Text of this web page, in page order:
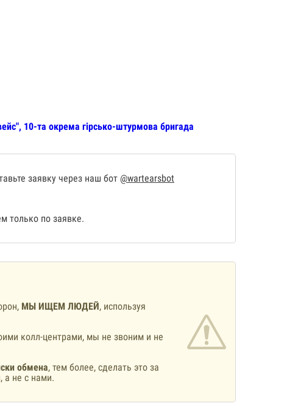
10-та окрема гірсько-штурмова бригада
заявку через наш бот @wartearsbot
только по заявке.
МЫ ИЩЕМ ЛЮДЕЙ, используя
колл-центрами, мы не звоним и не
обмена, тем более, сделать это за
а не с нами.